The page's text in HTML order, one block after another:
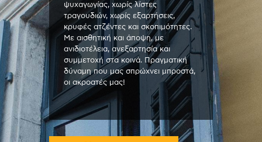
ψυχαγωγίας, χωρίς λίστες
τραγουδιών, χωρίς εξαρτήσεις,
κρυφές ατζέντες και σκοπιμότητες.
Με αισθητική και άποψη, με
ανιδιοτέλεια, ανεξαρτησία και
συμμετοχή στα κοινά. Πραγματική
δύναμη που μας σπρώχνει μπροστά,
οι ακροατές μας!